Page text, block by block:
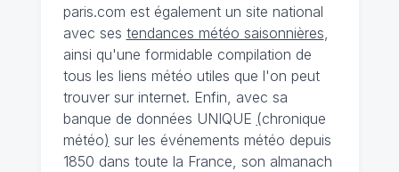
paris.com est également un site national
avec ses tendances météo saisonnières
ainsi qu'une formidable compilation de
tous les liens météo utiles que l'on peut
trouver sur internet. Enfin, avec sa
banque de données UNIQUE (chronique
météo) sur les événements météo depuis
1850 dans toute la France, son almanach